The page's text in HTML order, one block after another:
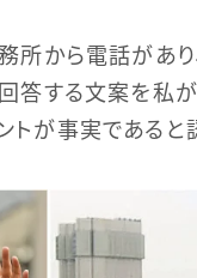
所から電話があり
答する文案を私が
が事実であると